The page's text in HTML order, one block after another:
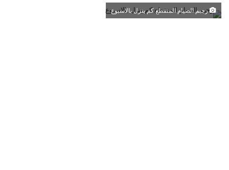
رجيم الصيام المتقطع كم ينزل بالاسبوع